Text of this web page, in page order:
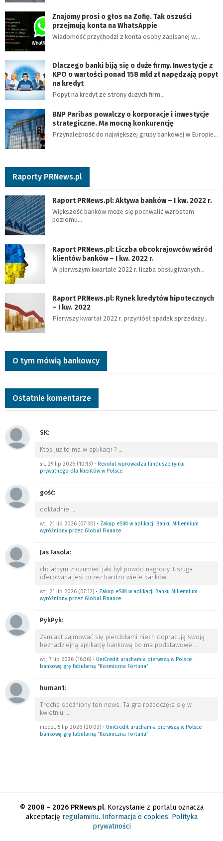
Znajomy prosi o głos na Zofię. Tak oszuści
przejmują konta na WhatsAppie
Wiadomość przychodzi z konta osoby zapisanej w…
Dlaczego banki biją się o duże firmy. Inwestycje z
KPO o wartości ponad 158 mld zł napędzają popyt
na kredyt
Popyt na kredyt ze strony dużych firm…
BNP Paribas powalczy o korporacje i inwestycje
strategiczne. Ma mocną konkurencję
Przynależność do największej grupy bankowej w Europie…
Raporty PRNews.pl
Raport PRNews.pl: Aktywa banków – I kw. 2022 r.
Większość banków może się pochwalić wzrostem
poziomu…
Raport PRNews.pl: Liczba obcokrajowców wśród
klientów banków – I kw. 2022 r.
W pierwszym kwartale 2022 r. liczba obsługiwanych…
Raport PRNews.pl: Rynek kredytów hipotecznych
– I kw. 2022
Pierwszy kwartał 2022 r. przyniósł spadek sprzedaży…
O tym mówią bankowcy
Ostatnie komentarze
SK:
Ktoś już to ma w aplikacji ? …
śr., 29 lip 2026 (10:13) • Revolut wprowadza fundusze rynku
prywatnego dla klientów w Polsce
gość:
dokładnie …
wt., 21 lip 2026 (07:30) • Zakup eSIM w aplikacji Banku Millennium
wyróżniony przez Global Finance
Jas Fasola:
chciałbym zrozumieć jaki był powód nagrody. Usługa
oferowana jest przez bardzo wiele banków. …
wt., 21 lip 2026 (07:12) • Zakup eSIM w aplikacji Banku Millennium
wyróżniony przez Global Finance
PykPyk:
Zamiast zajmować się pierdołami niech dopracują swoją
beznadziejną aplikację bankową bo ma podstawowe …
wt., 7 lip 2026 (16:36) • UniCredit uruchamia pierwszą w Polsce
bankową grę fabularną “Kosmiczna Fortuna”
human1:
Trochę spóźniony ten news. Ta gra rozpoczęła się w
kwietniu. …
niedz., 5 lip 2026 (20:03) • UniCredit uruchamia pierwszą w Polsce
bankową grę fabularną “Kosmiczna Fortuna”
© 2008 − 2026 PRNews.pl.Korzystanie z portalu oznacza
akceptację regulaminu. Informacja o cookies. Polityka
prywatności